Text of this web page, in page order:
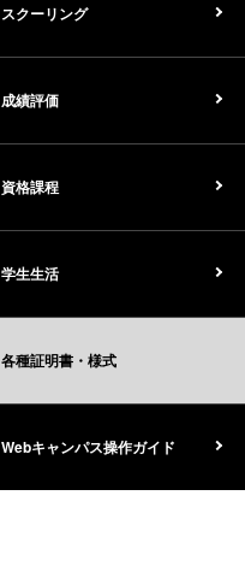
スクーリング
成績評価
資格課程
学生生活
各種証明書・様式
Webキャンパス操作ガイド